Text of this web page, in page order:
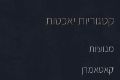
קטגוריות יאכטות
מנועיות
קאטאמרן